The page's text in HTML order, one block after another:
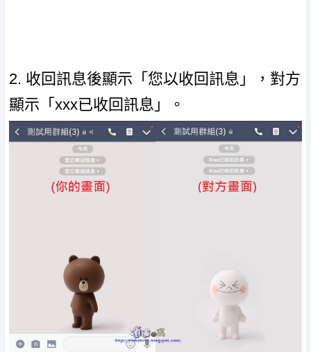
2. 收回訊息後顯示「您以收回訊息」，對方
顯示「xxx已收回訊息」。